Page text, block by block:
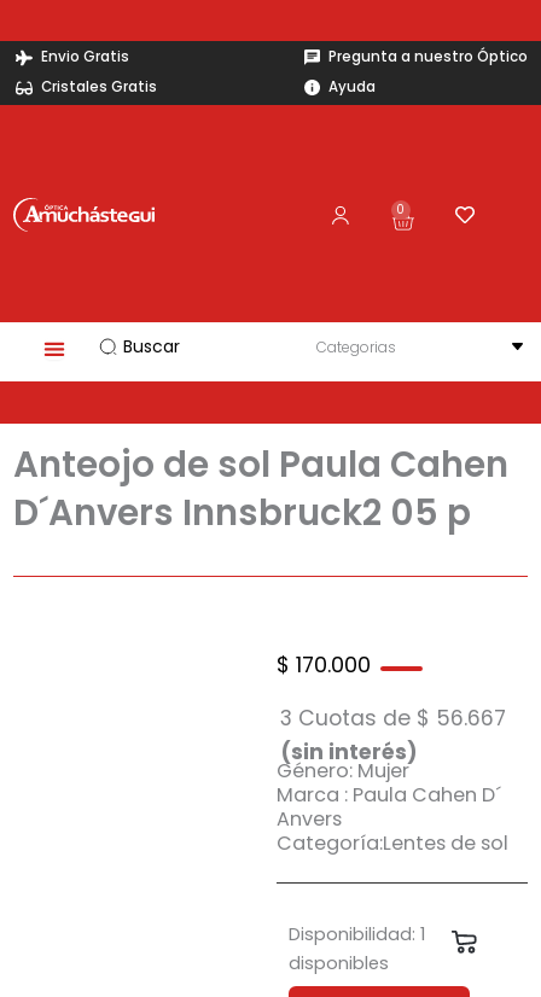
al
contenido
Envio Gratis
Cristales Gratis
Pregunta a nuestro Óptico
Ayuda
0
Carrito
Search
Anteojo de sol Paula Cahen
D´Anvers Innsbruck2 05 p
$ 170.000
3 Cuotas de $ 56.667
(sin interés)
Género: Mujer
Marca : Paula Cahen D´
Anvers
Categoría:Lentes de sol
Disponibilidad: 1
disponibles
Anteojo
de